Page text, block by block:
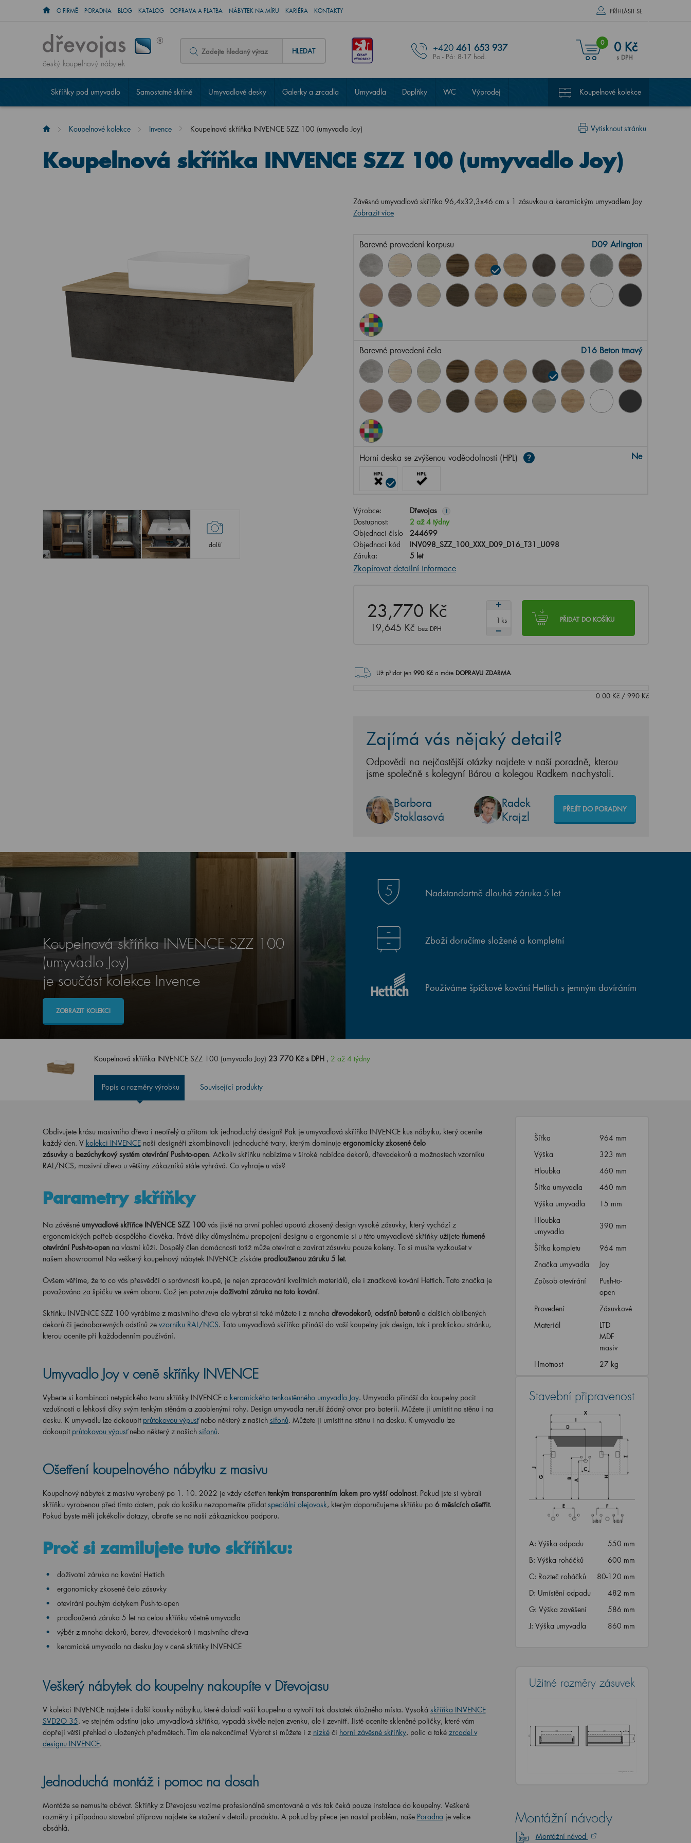
O FIRMĚ PORADNA BLOG KATALOG DOPRAVA A PLATBA NÁBYTEK NA MÍRU KARIÉRA KONTAKTY PŘÍHLÁSIT SE
český koupelnový nábytek
HLEDAT +420 461 653 937
Po - Pá: 8-17 hod.
0 0 Kč
s DPH
Skříňky pod umyvadlo Samostatné skříně Umyvadlové desky Galerky a zrcadla Umyvadla Doplňky WC Výprodej Koupelnové kolekce
Vytisknout stránku
Koupelnové kolekce Invence Koupelnová skříňka INVENCE SZZ 100 (umyvadlo Joy)
Koupelnová skříňka INVENCE SZZ 100 (umyvadlo Joy)
další
Závěsná umyvadlová skříňka 96,4x32,3x46 cm s 1 zásuvkou a keramickým umyvadlem Joy
Zobrazit více
Barevné provedení korpusu D09 Arlington
Barevné provedení čela D16 Beton tmavý
Horní deska se zvýšenou voděodolností (HPL) Ne
Výrobce: Dřevojas i
Dostupnost:
2 až 4 týdny
Objednací číslo
244699
Objednací kód
INV098_SZZ_100_XXX_D09_D16_T31_U098
Záruka:
5 let
Zkopírovat detailní informace
23,770 Kč
19,645 Kč bez DPH
PŘIDAT DO KOŠÍKU
ks
Už přidat jen 990Kč a máte DOPRAVU ZDARMA.
0.00Kč/ 990Kč
Zajímá vás nějaký detail?
Odpovědi na nejčastější otázky najdete v naší poradně, kterou
jsme společně s kolegyní Bárou a kolegou Radkem nachystali.
Barbora
Stoklasová
Radek
Krajzl
PŘEJÍT DO PORADNY
Koupelnová skříňka INVENCE SZZ 100
(umyvadlo Joy)
je součást kolekce Invence
ZOBRAZIT KOLEKCI
Nadstandartně dlouhá záruka 5 let
Zboží doručíme složené a kompletní
Používáme špičkové kování Hettich s jemným dovíráním
Koupelnová skříňka INVENCE SZZ 100 (umyvadlo Joy)23 770 Kč s DPH , 2 až 4 týdny
Popis a rozměry výrobku Související produkty
Obdivujete krásu masivního dřeva i neotřelý a přitom tak jednoduchý design? Pak je umyvadlová skříňka INVENCE kus nábytku, který oceníte
každý den. V kolekci INVENCE naši designéři zkombinovali jednoduché tvary, kterým dominuje ergonomicky zkosené čelo
zásuvky a bezúchytkový systém otevírání Push-to-open. Ačkoliv skříňku nabízíme v široké nabídce dekorů, dřevodekorů a možnostech vzorníku
RAL/NCS, masivní dřevo u většiny zákazníků stále vyhrává. Co vyhraje u vás?
Parametry skříňky
Na závěsné umyvadlové skříňce INVENCE SZZ 100 vás jistě na první pohled upoutá zkosený design vysoké zásuvky, který vychází z
ergonomických potřeb dospělého člověka. Právě díky důmyslnému propojení designu a ergonomie si u této umyvadlové skříňky užijete tlumené
otevírání Push-to-open na vlastní kůži. Dospělý člen domácnosti totiž může otevírat a zavírat zásuvku pouze koleny. To si musíte vyzkoušet v
našem showroomu! Na veškerý koupelnový nábytek INVENCE získáte prodlouženou záruku 5 let.
Ovšem věříme, že to co vás přesvědčí o správnosti koupě, je nejen zpracování kvalitních materiálů, ale i značkové kování Hettich. Tato značka je
považována za špičku ve svém oboru. Což jen potvrzuje doživotní záruka na toto kování.
Skříňku INVENCE SZZ 100 vyrábíme z masivního dřeva ale vybrat si také můžete i z mnoha dřevodekorů, odstínů betonů a dalších oblíbených
dekorů či jednobarevných odstínů ze vzorníku RAL/NCS. Tato umyvadlová skříňka přináší do vaší koupelny jak design, tak i praktickou stránku,
kterou oceníte při každodenním používání.
Umyvadlo Joy v ceně skříňky INVENCE
Vyberte si kombinaci netypického tvaru skříňky INVENCE a keramického tenkostěnného umyvadla Joy. Umyvadlo přináší do koupelny pocit
vzdušnosti a lehkosti díky svým tenkým stěnám a zaoblenými rohy. Design umyvadla neruší žádný otvor pro baterii. Můžete ji umístit na stěnu i na
desku. K umyvadlu lze dokoupit průtokovou výpusťnebo některý z našich sifonů. Můžete ji umístit na stěnu i na desku. K umyvadlu lze
dokoupit průtokovou výpusťnebo některý z našich sifonů.
Ošetření koupelnového nábytku z masivu
Koupelnový nábytek z masivu vyrobený po 1. 10. 2022 je vždy ošetřen tenkým transparentním lakem pro vyšší odolnost. Pokud jste si vybrali
skříňku vyrobenou před tímto datem, pak do košíku nezapomeňte přidat speciální olejovosk, kterým doporučujeme skříňku po 6 měsících ošetřit.
Pokud byste měli jakékoliv dotazy, obraťte se na naši zákaznickou podporu.
Proč si zamilujete tuto skříňku:
doživotní záruka na kování Hettich
ergonomicky zkosené čelo zásuvky
otevírání pouhým dotykem Push-to-open
prodloužená záruka 5 let na celou skříňku včetně umyvadla
výběr z mnoha dekorů, barev, dřevodekorů i masivního dřeva
keramické umyvadlo na desku Joy v ceně skříňky INVENCE
Veškerý nábytek do koupelny nakoupíte v Dřevojasu
V kolekci INVENCE najdete i další kousky nábytku, které doladí vaši koupelnu a vytvoří tak dostatek úložného místa. Vysoká skříňka INVENCE
SVD2O 35, ve stejném odstínu jako umyvadlová skříňka, vypadá skvěle nejen zvenku, ale i zevnitř. Jistě oceníte skleněné poličky, které vám
dopřejí větší přehled o uložených předmětech. Tím ale nekončíme! Vybrat si můžete i z nízké či horní závěsné skříňky, polic a také zrcadel v
designu INVENCE.
Jednoduchá montáž i pomoc na dosah
Montáže se nemusíte obávat. Skříňky z Dřevojasu vozíme profesionálně smontované a vás tak čeká pouze instalace do koupelny. Veškeré
rozměry i případnou stavební přípravu najdete ke stažení v detailu produktu. A pokud by přece jen nastal problém, naše Poradna je velice
obsáhlá.
Šířka
964 mm
Výška
323 mm
Hloubka
460 mm
Šířka umyvadla
460 mm
Výška umyvadla
15 mm
Hloubka
umyvadla
390 mm
Šířka kompletu
964 mm
Značka umyvadla
Joy
Způsob otevírání
Push-to-
open
Provedení
Zásuvkové
Materiál
LTD
MDF
masiv
Hmotnost
27 kg
Stavební připravenost
A: Výška odpadu
550 mm
B: Výška roháčků
600 mm
C: Rozteč roháčků
80-120 mm
D: Umístění odpadu
482 mm
G: Výška zavěšení
586 mm
J: Výška umyvadla
860 mm
Užitné rozměry zásuvek
Montážní návody
Montážní návod